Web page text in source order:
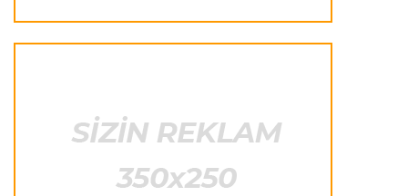
İtaliya S.A. 23:27 06.08.2026
Neapolda Maradonanın adını daşıyan yeni
stadion tikiləcək